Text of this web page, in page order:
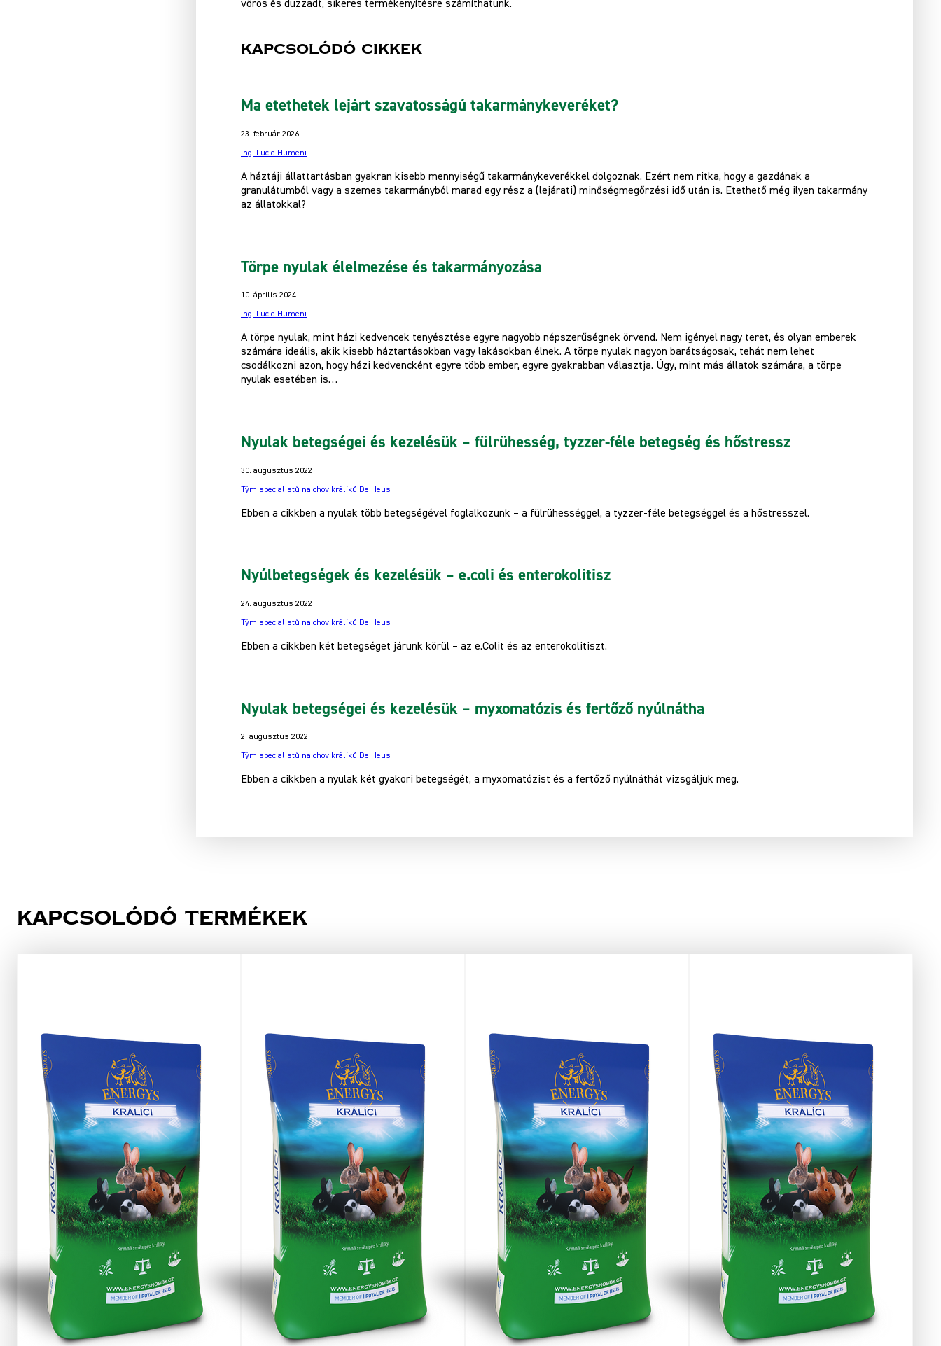
vörös és duzzadt, sikeres termékenyítésre számíthatunk.
Kapcsolódó cikkek
Ma etethetek lejárt szavatosságú takarmánykeveréket?
23. február 2026
Ing. Lucie Humeni
A háztáji állattartásban gyakran kisebb mennyiségű takarmánykeverékkel dolgoznak. Ezért nem ritka, hogy a gazdának a
granulátumból vagy a szemes takarmányból marad egy rész a (lejárati) minőségmegőrzési idő után is. Etethető még ilyen takarmány
az állatokkal?
Törpe nyulak élelmezése és takarmányozása
10. április 2024
Ing. Lucie Humeni
A törpe nyulak, mint házi kedvencek tenyésztése egyre nagyobb népszerűségnek örvend. Nem igényel nagy teret, és olyan emberek
számára ideális, akik kisebb háztartásokban vagy lakásokban élnek. A törpe nyulak nagyon barátságosak, tehát nem lehet
csodálkozni azon, hogy házi kedvencként egyre több ember, egyre gyakrabban választja. Úgy, mint más állatok számára, a törpe
nyulak esetében is…
Nyulak betegségei és kezelésük – fülrühesség, tyzzer-féle betegség és hőstressz
30. augusztus 2022
Tým specialistů na chov králíků De Heus
Ebben a cikkben a nyulak több betegségével foglalkozunk – a fülrühességgel, a tyzzer-féle betegséggel és a hőstresszel.
Nyúlbetegségek és kezelésük – e.coli és enterokolitisz
24. augusztus 2022
Tým specialistů na chov králíků De Heus
Ebben a cikkben két betegséget járunk körül – az e.Colit és az enterokolitiszt.
Nyulak betegségei és kezelésük – myxomatózis és fertőző nyúlnátha
2. augusztus 2022
Tým specialistů na chov králíků De Heus
Ebben a cikkben a nyulak két gyakori betegségét, a myxomatózist és a fertőző nyúlnáthát vizsgáljuk meg.
Kapcsolódó termékek